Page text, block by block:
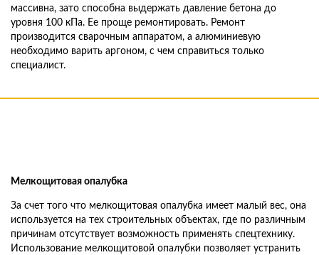
массивна, зато способна выдержать давление бетона до
уровня 100 кПа. Ее проще ремонтировать. Ремонт
производится сварочным аппаратом, а алюминиевую
необходимо варить аргоном, с чем справиться только
специалист.
Мелкощитовая опалубка
За счет того что мелкощитовая опалубка имеет малый вес, она
используется на тех строительных объектах, где по различным
причинам отсутствует возможность применять спецтехнику.
Использование мелкощитовой опалубки позволяет устранить